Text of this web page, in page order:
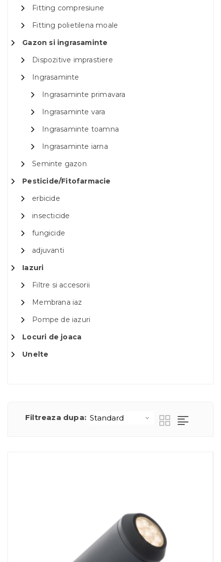
Fitting compresiune
Fitting polietilena moale
Gazon si ingrasaminte
Dispozitive imprastiere
Ingrasaminte
Ingrasaminte primavara
Ingrasaminte vara
Ingrasaminte toamna
Ingrasaminte iarna
Seminte gazon
Pesticide/Fitofarmacie
erbicide
insecticide
fungicide
adjuvanti
Iazuri
Filtre si accesorii
Membrana iaz
Pompe de iazuri
Locuri de joaca
Unelte
Filtreaza dupa: